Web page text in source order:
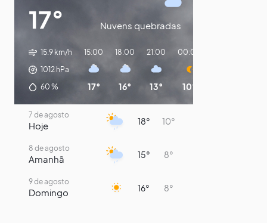
17° Nuvens quebradas
15.9 km/h
1012 hPa
60 %
15:00
17°
18:00
16°
21:00
13°
00:00
10°
7 de agosto
Hoje 18° 10°
8 de agosto
Amanhã 15° 8°
9 de agosto
Domingo 16° 8°